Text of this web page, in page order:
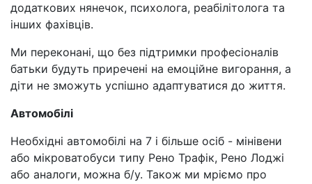
додаткових нянечок, психолога, реабілітолога та
інших фахівців.
Ми переконані, що без підтримки професіоналів
батьки будуть приречені на емоційне вигорання, а
діти не зможуть успішно адаптуватися до життя.
Автомобілі
Необхідні автомобілі на 7 і більше осіб - мінівени
або мікроватобуси типу Рено Трафік, Рено Лоджі
або аналоги, можна б/у. Також ми мріємо про